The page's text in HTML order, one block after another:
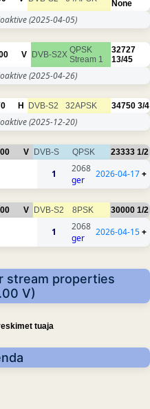
None
(2025-04-05)
V DVB-S2X QPSK
Stream 1
32727
13/45
(2025-04-26)
H DVB-S2 32APSK 34750 3/4
(2025-12-20)
V DVB-S QPSK 23333 1/2
1
2068
ger
2026-04-17+
V DVB-S2 8PSK 30000 1/2
1
2068
ger
2026-04-15+
stream properties
V)
tuaja